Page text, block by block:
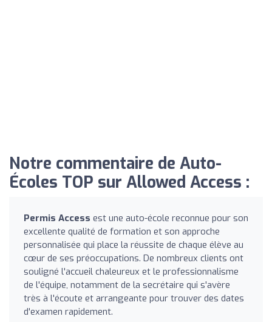
Notre commentaire de Auto-
Écoles TOP sur Allowed Access :
Permis Access est une auto-école reconnue pour son
excellente qualité de formation et son approche
personnalisée qui place la réussite de chaque élève au
cœur de ses préoccupations. De nombreux clients ont
souligné l'accueil chaleureux et le professionnalisme
de l'équipe, notamment de la secrétaire qui s'avère
très à l'écoute et arrangeante pour trouver des dates
d'examen rapidement.